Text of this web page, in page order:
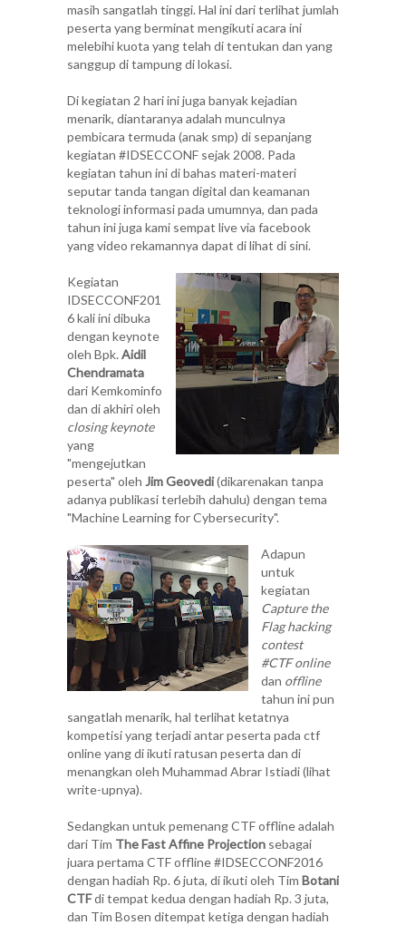
masih sangatlah tinggi. Hal ini dari terlihat jumlah
peserta yang berminat mengikuti acara ini
melebihi kuota yang telah di tentukan dan yang
sanggup di tampung di lokasi.
Di kegiatan 2 hari ini juga banyak kejadian
menarik, diantaranya adalah munculnya
pembicara termuda (anak smp) di sepanjang
kegiatan #IDSECCONF sejak 2008. Pada
kegiatan tahun ini di bahas materi-materi
seputar tanda tangan digital dan keamanan
teknologi informasi pada umumnya, dan pada
tahun ini juga kami sempat live via facebook
yang video rekamannya dapat di lihat di sini.
Kegiatan
IDSECCONF201
6 kali ini dibuka
dengan keynote
oleh Bpk. Aidil
Chendramata
dari Kemkominfo
dan di akhiri oleh
closing keynote
yang
"mengejutkan
peserta" oleh Jim Geovedi(dikarenakan tanpa
adanya publikasi terlebih dahulu) dengan tema
"Machine Learning for Cybersecurity".
Adapun
untuk
kegiatan
Capture the
Flag hacking
contest
#CTF online
dan offline
tahun ini pun
sangatlah menarik, hal terlihat ketatnya
kompetisi yang terjadi antar peserta pada ctf
online yang di ikuti ratusan peserta dan di
menangkan oleh Muhammad Abrar Istiadi(lihat
write-upnya).
Sedangkan untuk pemenang CTF offline adalah
dari Tim The Fast Affine Projection sebagai
juara pertama CTF offline #IDSECCONF2016
dengan hadiah Rp. 6 juta, di ikuti oleh Tim Botani
CTFdi tempat kedua dengan hadiah Rp. 3 juta,
dan Tim Bosen ditempat ketiga dengan hadiah